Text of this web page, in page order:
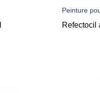
Peinture
Refectocil